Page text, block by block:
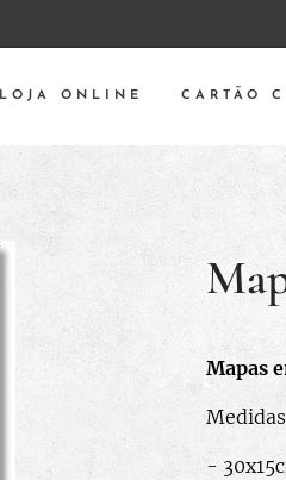
LOJA ONLINE CARTÃO
Mapas
-